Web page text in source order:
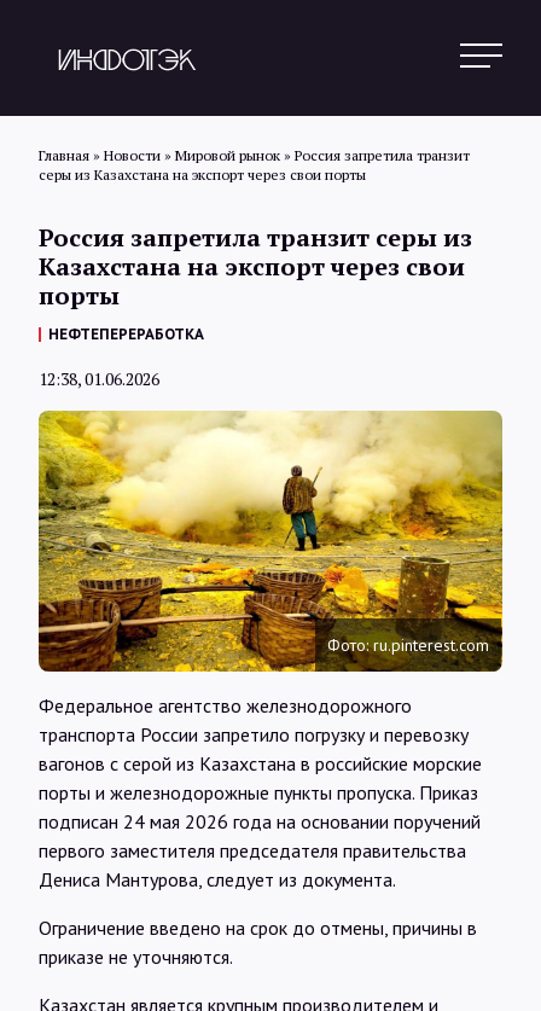
Обзоры
Интервью
Карты
О нас
@Infotek_Russia
Главная » Новости » Мировой рынок » Россия запретила транзит
серы из Казахстана на экспорт через свои порты
Россия запретила транзит серы из
Казахстана на экспорт через свои
порты
НЕФТЕПЕРЕРАБОТКА
12:38, 01.06.2026
Фото: ru.pinterest.com
Федеральное агентство железнодорожного
транспорта России запретило погрузку и перевозку
вагонов с серой из Казахстана в российские морские
порты и железнодорожные пункты пропуска. Приказ
подписан 24 мая 2026 года на основании поручений
первого заместителя председателя правительства
Дениса Мантурова, следует из документа.
Ограничение введено на срок до отмены, причины в
приказе не уточняются.
Казахстан является крупным производителем и